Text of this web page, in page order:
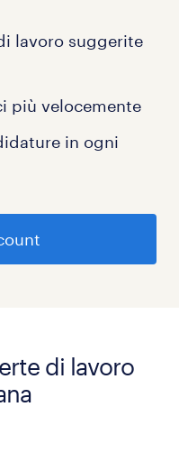
lavoro suggerite
più velocemente
in ogni
di lavoro